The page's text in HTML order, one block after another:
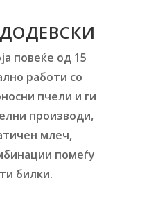
повеќе од 15
работи со
пчели и ги
производи,
млеч,
помеѓу
билки.